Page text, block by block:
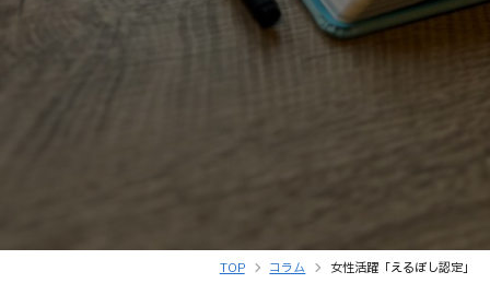
TOP コラム 女性活躍「えるぼし認定」